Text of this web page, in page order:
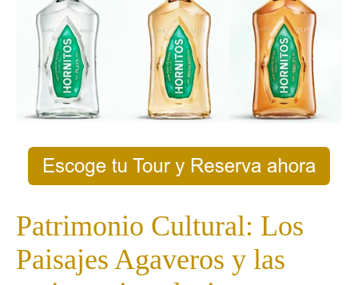
Patrimonio Cultural: Los
Paisajes Agaveros y las